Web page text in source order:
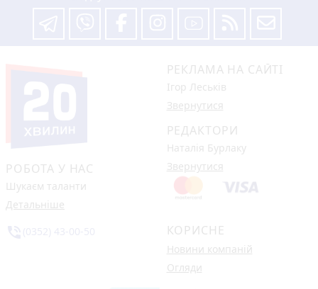
РОБОТА У НАС
Шукаєм таланти
Детальніше
РЕКЛАМА НА САЙТІ
Ігор Леськів
Звернутися
РЕДАКТОРИ
Наталія Бурлаку
Звернутися
КОРИСНЕ
Новини компаній
Огляди